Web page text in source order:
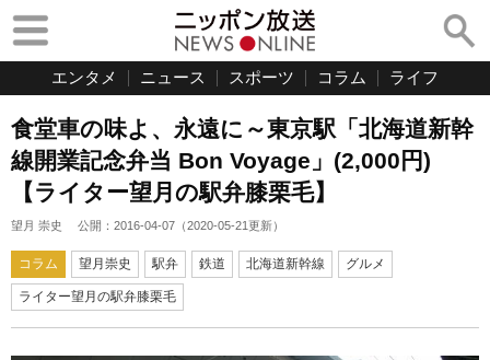
エンタメ ニュース スポーツ コラム ライフ
食堂車の味よ、永遠に～東京駅「北海道新幹
線開業記念弁当 Bon Voyage」(2,000円)
【ライター望月の駅弁膝栗毛】
望月 崇史 公開： 2016-04-07 （2020-05-21更新）
コラム 望月崇史 駅弁 鉄道 北海道新幹線 グルメ
ライター望月の駅弁膝栗毛